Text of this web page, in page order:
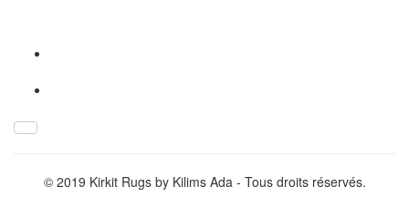
© 2019 Kirkit Rugs by Kilims Ada - Tous droits réservés.